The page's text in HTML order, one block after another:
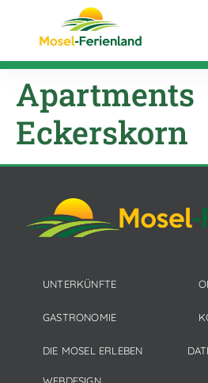
Apartments
Eckerskorn
UNTERKÜNFTE
GASTRONOMIE
DIE MOSEL ERLEBEN
WEBDESIGN